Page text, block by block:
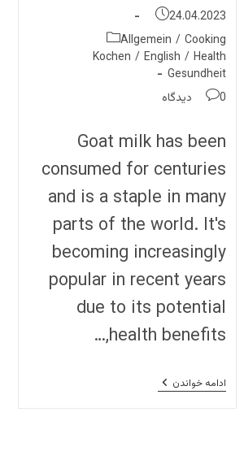
نوشته:
نوشته
منتشر
شده
است:
24.04.2023
دسته‌
نوشته:
Allgemein / Cooking
Kochen / English / Health
Gesundheit
نظرات
0 دیدگاه
Goat milk has been
consumed for centuries
and is a staple in many
parts of the world. It's
becoming increasingly
popular in recent years
due to its potential
health benefits,…
ادامه خواندن Everything
You